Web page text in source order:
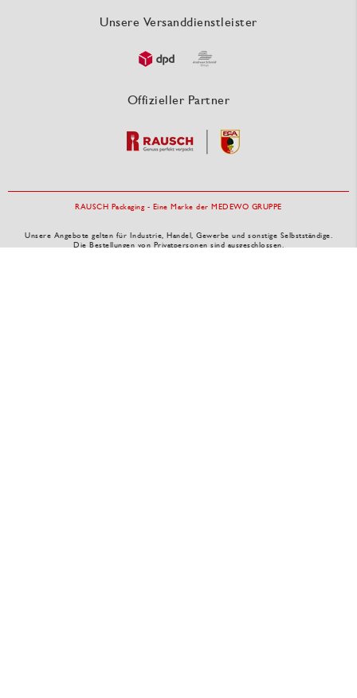
Unsere Versanddienstleister
Offizieller Partner
RAUSCH Packaging - Eine Marke der MEDEWO GRUPPE
Unsere Angebote gelten für Industrie, Handel, Gewerbe und sonstige Selbstständige.
Die Bestellungen von Privatpersonen sind ausgeschlossen.